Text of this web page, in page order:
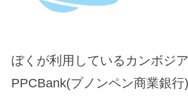
ぼくが利用しているカンボジ
PPCBank(プノンペン商業銀行)